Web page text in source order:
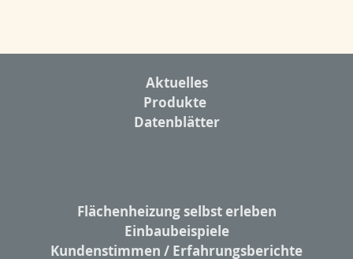
Aktuelles
Produkte
Datenblätter
Flächenheizung selbst erleben
Einbaubeispiele
Kundenstimmen / Erfahrungsberichte